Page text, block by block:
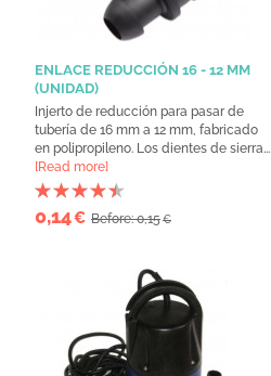
ENLACE REDUCCIÓN 16 - 12 MM
(UNIDAD)
Injerto de reducción para pasar de
tubería de 16 mm a 12 mm, fabricado
en polipropileno. Los dientes de sierra...
[Read more]
0,14€ Before: 0,15€